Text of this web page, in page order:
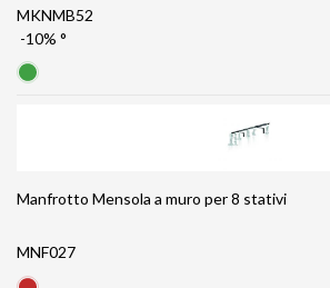
MKNMB52
-10% °
Manfrotto Mensola a muro per 8 stativi
MNF027